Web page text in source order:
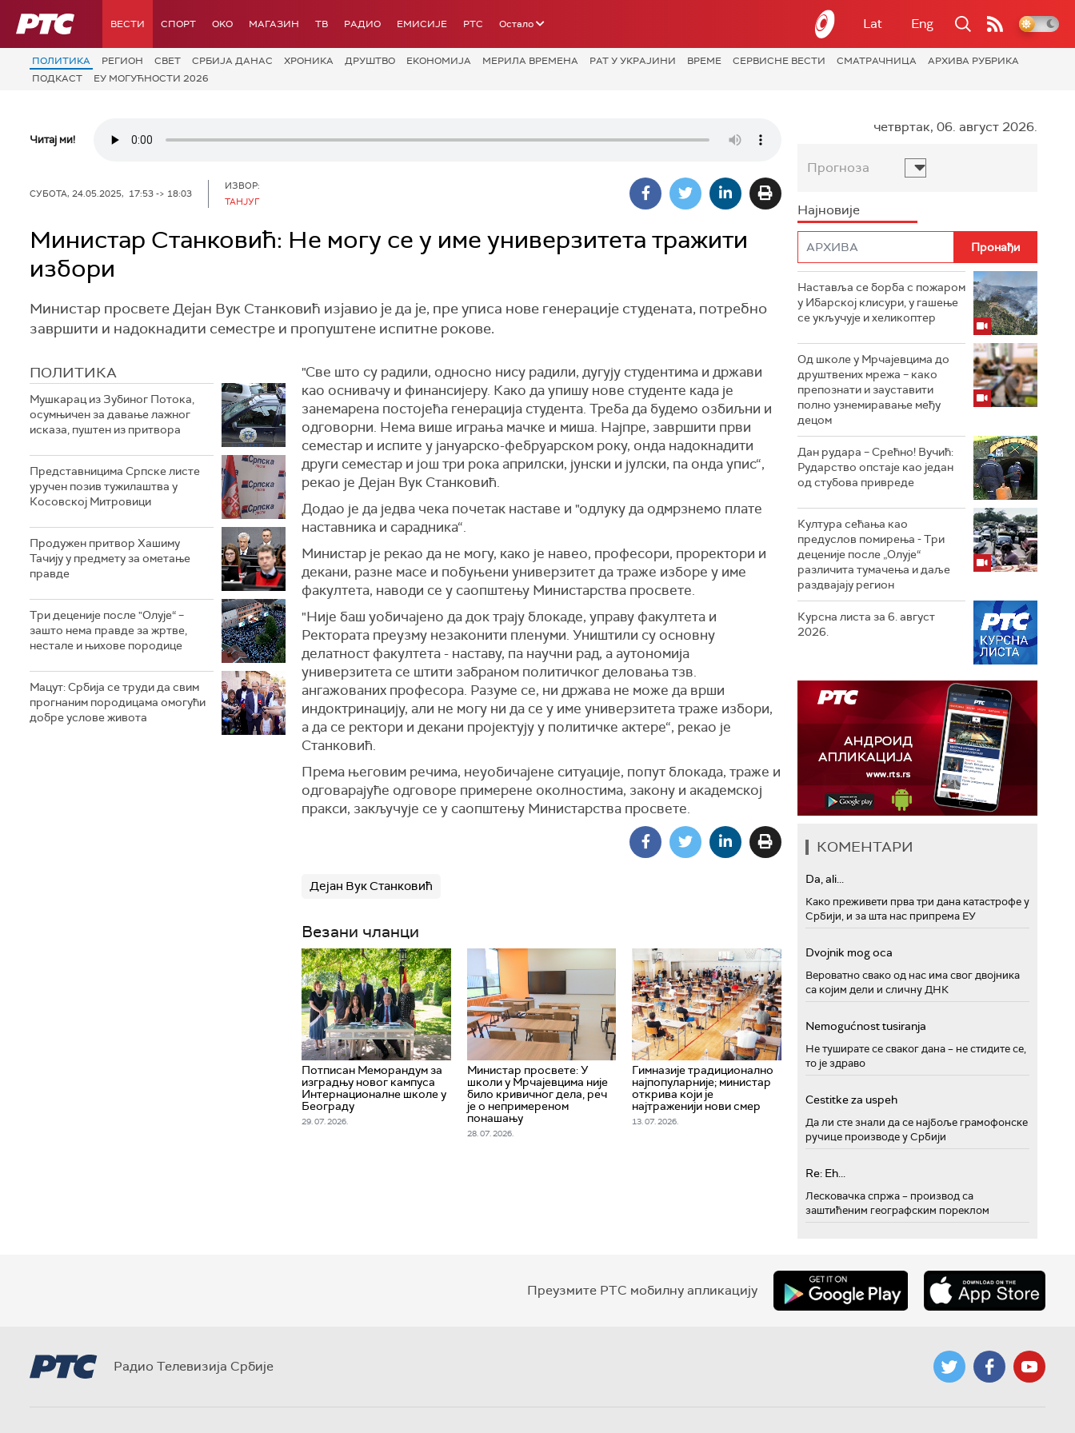
РТС ВЕСТИ СПОРТ OKO МАГАЗИН ТВ РАДИО ЕМИСИЈЕ РТС Остало Lat Eng
ПОЛИТИКА РЕГИОН СВЕТ СРБИЈА ДАНАС ХРОНИКА ДРУШТВО ЕКОНОМИЈА МЕРИЛА ВРЕМЕНА РАТ У УКРАЈИНИ ВРЕМЕ СЕРВИСНЕ ВЕСТИ СМАТРАЧНИЦА
АРХИВА РУБРИКА
ПОДКАСТ
ЕУ МОГУЋНОСТИ 2026
Читај ми!
СУБОТА, 24.05.2025, 17:53 -> 18:03
ИЗВОР:
ТАНЈУГ
Министар Станковић: Не могу се у име универзитета тражити
избори
Министар просвете Дејан Вук Станковић изјавио је да је, пре уписа нове генерације студената, потребно
завршити и надокнадити семестре и пропуштене испитне рокове.
ПОЛИТИКА
Мушкарац из Зубиног Потока,
осумњичен за давање лажног
исказа, пуштен из притвора
Представницима Српске листе
уручен позив тужилаштва у
Косовској Митровици
Продужен притвор Хашиму
Тачију у предмету за ометање
правде
Три деценије после "Олује“ –
зашто нема правде за жртве,
нестале и њихове породице
Мацут: Србија се труди да свим
прогнаним породицама омогући
добре услове живота
"Све што су радили, односно нису радили, дугују студентима и држави
као оснивачу и финансијеру. Како да упишу нове студенте када је
занемарена постојећа генерација студента. Треба да будемо озбиљни и
одговорни. Нема више играња мачке и миша. Најпре, завршити први
семестар и испите у јануарско-фебруарском року, онда надокнадити
други семестар и још три рока априлски, јунски и јулски, па онда упис“,
рекао је Дејан Вук Станковић.
Додао је да једва чека почетак наставе и "одлуку да одмрзнемо плате
наставника и сарадника“.
Министар је рекао да не могу, како је навео, професори, проректори и
декани, разне масе и побуњени универзитет да траже изборе у име
факултета, наводи се у саопштењу Министарства просвете.
"Није баш уобичајено да док трају блокаде, управу факултета и
Ректората преузму незаконити пленуми. Уништили су основну
делатност факултета - наставу, па научни рад, а аутономија
универзитета се штити забраном политичког деловања тзв.
ангажованих професора. Разуме се, ни држава не може да врши
индоктринацију, али не могу ни да се у име универзитета траже избори,
а да се ректори и декани пројектују у политичке актере“, рекао је
Станковић.
Према његовим речима, неуобичајене ситуације, попут блокада, траже и
одговарајуће одговоре примерене околностима, закону и академској
пракси, закључује се у саопштењу Министарства просвете.
Дејан Вук Станковић
Везани чланци
Потписан Меморандум за
изградњу новог кампуса
Интернационалне школе у
Београду
29. 07. 2026.
Министар просвете: У
школи у Мрчајевцима није
било кривичног дела, реч
је о непримереном
понашању
28. 07. 2026.
Гимназије традиционално
најпопуларније; министар
открива који је
најтраженији нови смер
13. 07. 2026.
четвртак, 06. август 2026.
Прогноза
Најновије
Наставља се борба с пожаром
у Ибарској клисури, у гашење
се укључује и хеликоптер
Од школе у Мрчајевцима до
друштвених мрежа – како
препознати и зауставити
полно узнемиравање међу
децом
Дан рудара – Срећно! Вучић:
Рударство опстаје као један
од стубова привреде
Култура сећања као
предуслов помирења ­- Три
деценије после „Олује“
различита тумачења и даље
раздвајају регион
Курсна листа за 6. август
2026.
КОМЕНТАРИ
Da, ali...
Како преживети прва три дана катастрофе у
Србији, и за шта нас припрема ЕУ
Dvojnik mog oca
Вероватно свако од нас има свог двојника
са којим дели и сличну ДНК
Nemogućnost tusiranja
Не туширате се сваког дана – не стидите се,
то је здраво
Cestitke za uspeh
Да ли сте знали да се најбоље грамофонске
ручице производе у Србији
Re: Eh...
Лесковачка спржа – производ са
заштићеним географским пореклом
Преузмите РТС мобилну апликацију
Радио Телевизија Србије